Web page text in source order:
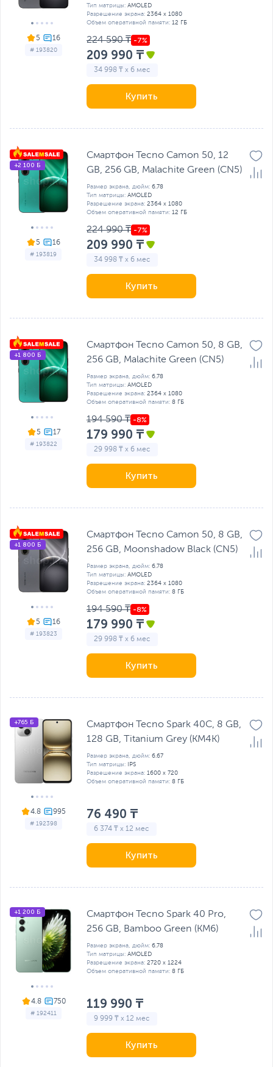
5
# 193820
Тип матрицы: AMOLED
Разрешение экрана: 2364 x 1080
Объем оперативной памяти: 12 ГБ
224 590 ₸
209 990 ₸
34 998 ₸ x 6 мес
Купить
5
# 193819
+2 100 Б
Смартфон Tecno Camon 50, 12
GB, 256 GB, Malachite Green (CN5)
Размер экрана, дюйм: 6.78
Тип матрицы: AMOLED
Разрешение экрана: 2364 x 1080
Объем оперативной памяти: 12 ГБ
224 990 ₸
209 990 ₸
34 998 ₸ x 6 мес
Купить
5
# 193822
+1 800 Б
Смартфон Tecno Camon 50, 8 GB,
256 GB, Malachite Green (CN5)
Размер экрана, дюйм: 6.78
Тип матрицы: AMOLED
Разрешение экрана: 2364 x 1080
Объем оперативной памяти: 8 ГБ
194 590 ₸
179 990 ₸
29 998 ₸ x 6 мес
Купить
5
# 193823
+1 800 Б
Смартфон Tecno Camon 50, 8 GB,
256 GB, Moonshadow Black (CN5)
Размер экрана, дюйм: 6.78
Тип матрицы: AMOLED
Разрешение экрана: 2364 x 1080
Объем оперативной памяти: 8 ГБ
194 590 ₸
179 990 ₸
29 998 ₸ x 6 мес
Купить
4.8
# 192398
+765 Б
Смартфон Tecno Spark 40C, 8 GB,
128 GB, Titanium Grey (KM4K)
Размер экрана, дюйм: 6.67
Тип матрицы:
IPS
Разрешение экрана: 1600 x 720
Объем оперативной памяти: 8 ГБ
76 490 ₸
6 374 ₸ x 12 мес
Купить
4.8
# 192411
+1 200 Б
Смартфон Tecno Spark 40 Pro,
256 GB, Bamboo Green (KM6)
Размер экрана, дюйм: 6.78
Тип матрицы: AMOLED
Разрешение экрана: 2720 х 1224
Объем оперативной памяти: 8 ГБ
119 990 ₸
9 999 ₸ x 12 мес
Купить